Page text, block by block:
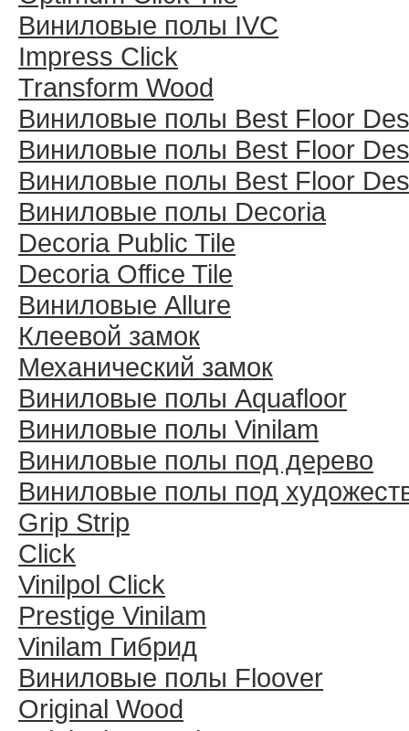
Виниловые полы IVC
Impress Click
Transform Wood
Виниловые полы Best Floor
Виниловые полы Best Floor
Виниловые полы Best Floor
Виниловые полы Decoria
Decoria Public Tile
Decoria Office Tile
Виниловые Allure
Клеевой замок
Механический замок
Виниловые полы Aquafloor
Виниловые полы Vinilam
Виниловые полы под дерево
Виниловые полы под
Grip Strip
Click
Vinilpol Click
Prestige Vinilam
Vinilam Гибрид
Виниловые полы Floover
Original Wood